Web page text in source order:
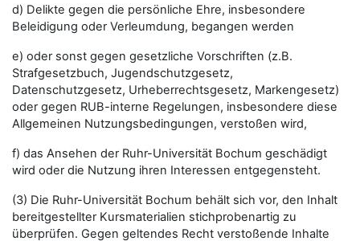
d) Delikte gegen die persönliche Ehre, insbesondere
Beleidigung oder Verleumdung, begangen werden
e) oder sonst gegen gesetzliche Vorschriften (z.B.
Strafgesetzbuch, Jugendschutzgesetz,
Datenschutzgesetz, Urheberrechtsgesetz, Markengesetz)
oder gegen RUB-interne Regelungen, insbesondere diese
Allgemeinen Nutzungsbedingungen, verstoßen wird,
f) das Ansehen der Ruhr-Universität Bochum geschädigt
wird oder die Nutzung ihren Interessen entgegensteht.
(3) Die Ruhr-Universität Bochum behält sich vor, den Inhalt
bereitgestellter Kursmaterialien stichprobenartig zu
überprüfen. Gegen geltendes Recht verstoßende Inhalte